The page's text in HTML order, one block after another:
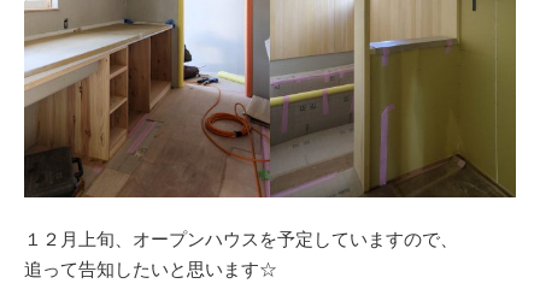
１２月上旬、オープンハウスを予定していますので、
追って告知したいと思います☆